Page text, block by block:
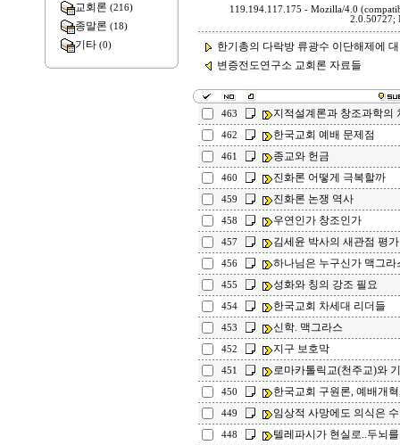
교회론 (216)
종말론 (18)
기타 (0)
119.194.117.175 - Mozilla/4.0
2.0.50727;
한기총의 다락방 류광수 이단해제에
변증전도연구소 교회론 자료들
463 지적설계론과 창조과학의
462 한국교회 예배 문제점
461 종교와 헌금
460 진화론 어떻게 극복할까
459 진화론 논쟁 역사
458 우연인가 창조인가
457 김세윤 박사의 새관점 평가
456 하나님은 누구신가 맥그라
455 성화와 칭의 강조 필요
454 한국교회 차세대 리더들
453 신학. 맥그라스
452 지구 보호막
451 로마카톨릭교(천주교)와
450 한국교회 구원론, 예배개
449 임상적 사망에도 의식은
448 텔레파시가 현실로..두뇌